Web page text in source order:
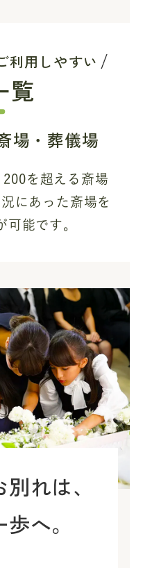
利用しやすい
覧
場・葬儀場
を超える斎場
にあった斎場を
可能です。
れは、
へ。